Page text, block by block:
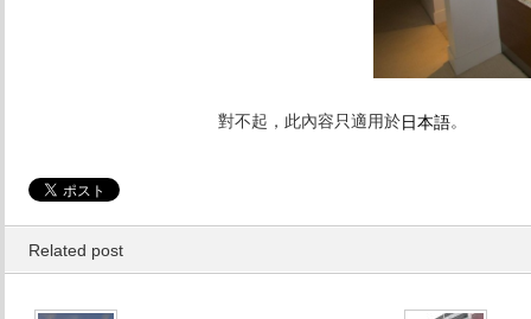
對不起，此內容只適用於日本語。
Related post